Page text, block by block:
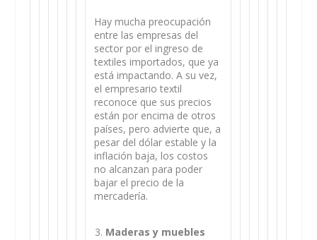
Hay mucha preocupación
entre las empresas del
sector por el ingreso de
textiles importados, que ya
está impactando. A su vez,
el empresario textil
reconoce que sus precios
están por encima de otros
países, pero advierte que, a
pesar del dólar estable y la
inflación baja, los costos
no alcanzan para poder
bajar el precio de la
mercadería.
Maderas y muebles